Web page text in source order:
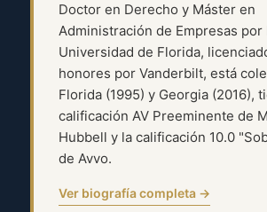
Doctor en Derecho y Máster en
Administración de Empresas por
Universidad de Florida,
honores por Vanderbilt, está
Florida (1995) y Georgia (2016),
calificación AV Preeminente de
Hubbell y la calificación 10.0
de Avvo.
Ver biografía completa →